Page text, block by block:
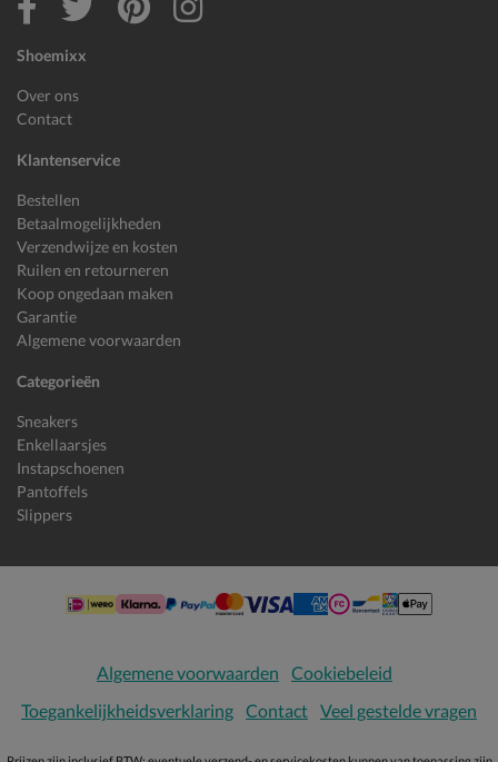
Shoemixx
Over ons
Contact
Klantenservice
Bestellen
Betaalmogelijkheden
Verzendwijze en kosten
Ruilen en retourneren
Koop ongedaan maken
Garantie
Algemene voorwaarden
Categorieën
Sneakers
Enkellaarsjes
Instapschoenen
Pantoffels
Slippers
Algemene voorwaarden
Cookiebeleid
Toegankelijkheidsverklaring Contact Veel gestelde vragen